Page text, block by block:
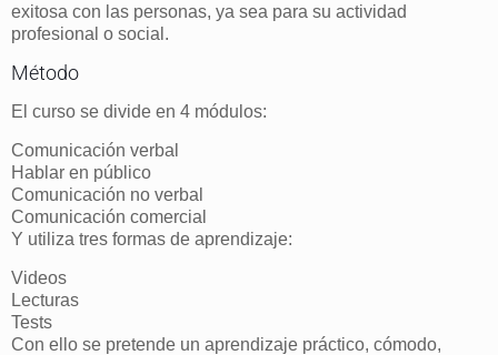
exitosa con las personas, ya sea para su actividad
profesional o social.
Método
El curso se divide en 4 módulos:
Comunicación verbal
Hablar en público
Comunicación no verbal
Comunicación comercial
Y utiliza tres formas de aprendizaje:
Videos
Lecturas
Tests
Con ello se pretende un aprendizaje práctico, cómodo,